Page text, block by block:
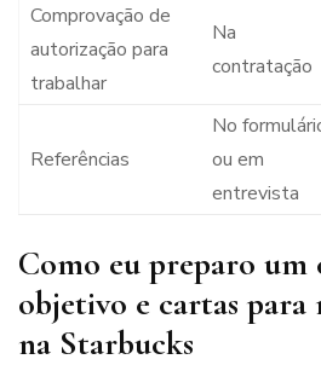
Comprovação de
autorização para
trabalhar
Na
contratação
Referências
No
ou em
entrevista
Como eu preparo
objetivo e cartas para
na Starbucks